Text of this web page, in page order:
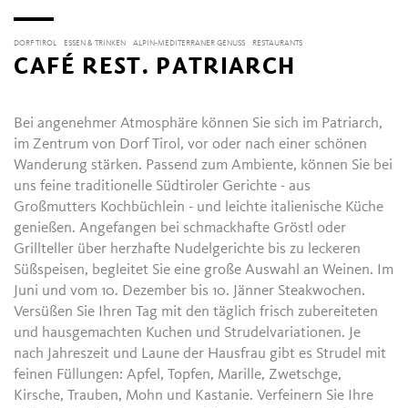
DORF TIROL ESSEN & TRINKEN ALPIN-MEDITERRANER GENUSS RESTAURANTS
CAFÉ REST. PATRIARCH
Bei angenehmer Atmosphäre können Sie sich im Patriarch,
im Zentrum von Dorf Tirol, vor oder nach einer schönen
Wanderung stärken. Passend zum Ambiente, können Sie bei
uns feine traditionelle Südtiroler Gerichte - aus
Großmutters Kochbüchlein - und leichte italienische Küche
genießen. Angefangen bei schmackhafte Gröstl oder
Grillteller über herzhafte Nudelgerichte bis zu leckeren
Süßspeisen, begleitet Sie eine große Auswahl an Weinen. Im
Juni und vom 10. Dezember bis 10. Jänner Steakwochen.
Versüßen Sie Ihren Tag mit den täglich frisch zubereiteten
und hausgemachten Kuchen und Strudelvariationen. Je
nach Jahreszeit und Laune der Hausfrau gibt es Strudel mit
feinen Füllungen: Apfel, Topfen, Marille, Zwetschge,
Kirsche, Trauben, Mohn und Kastanie. Verfeinern Sie Ihre